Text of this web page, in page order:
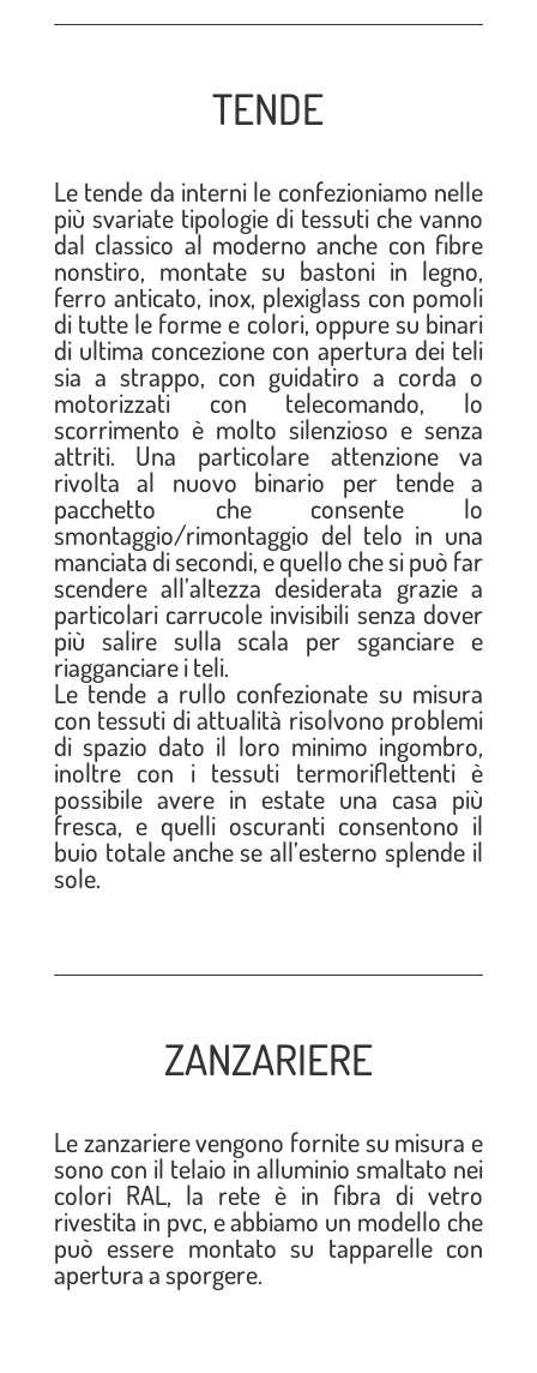
TENDE
Le tende da interni le confezioniamo nelle
più svariate tipologie di tessuti che vanno
dal classico al moderno anche con fibre
nonstiro, montate su bastoni in legno,
ferro anticato, inox, plexiglass con pomoli
di tutte le forme e colori, oppure su binari
di ultima concezione con apertura dei teli
sia a strappo, con guidatiro a corda o
motorizzati con telecomando, lo
scorrimento è molto silenzioso e senza
attriti. Una particolare attenzione va
rivolta al nuovo binario per tende a
pacchetto che consente lo
smontaggio/rimontaggio del telo in una
manciata di secondi, e quello che si può far
scendere all’altezza desiderata grazie a
particolari carrucole invisibili senza dover
più salire sulla scala per sganciare e
riagganciare i teli.
Le tende a rullo confezionate su misura
con tessuti di attualità risolvono problemi
di spazio dato il loro minimo ingombro,
inoltre con i tessuti termoriflettenti è
possibile avere in estate una casa più
fresca, e quelli oscuranti consentono il
buio totale anche se all’esterno splende il
sole.
ZANZARIERE
Le zanzariere vengono fornite su misura e
sono con il telaio in alluminio smaltato nei
colori RAL, la rete è in fibra di vetro
rivestita in pvc, e abbiamo un modello che
può essere montato su tapparelle con
apertura a sporgere.